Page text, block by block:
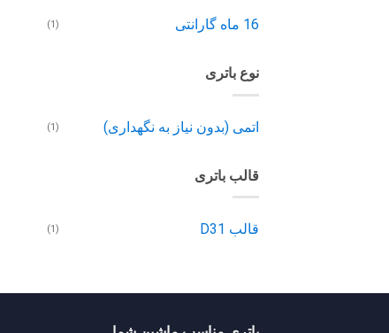
16 ماه گارانتی (1)
نوع باتری
اتمی (بدون نیاز به نگهداری) (1)
قالب باتری
قالب D31 (1)